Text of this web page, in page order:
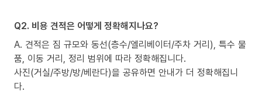
Q2. 비용 견적은 어떻게 정확해지나요?
A. 견적은 짐 규모와 동선(층수/엘리베이터/주차 거리), 특수 물
품, 이동 거리, 정리 범위에 따라 정확해집니다.
사진(거실/주방/방/베란다)을 공유하면 안내가 더 정확해집니
다.